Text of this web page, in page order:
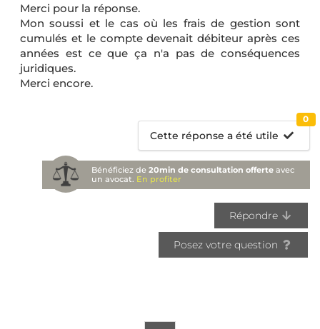
Merci pour la réponse.
Mon soussi et le cas où les frais de gestion sont
cumulés et le compte devenait débiteur après ces
années est ce que ça n'a pas de conséquences
juridiques.
Merci encore.
Cette réponse a été utile
0
Bénéficiez de20min de consultation offerte avec
un avocat. En profiter
Répondre
Posez votre question